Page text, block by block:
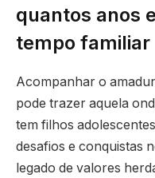
quantos anos
tempo familiar
Acompanhar o
pode trazer aquela
tem filhos
desafios e conquistas
legado de valores